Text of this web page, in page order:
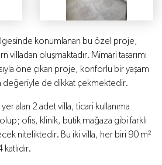
konumlanan bu özel proje,
oluşmaktadır. Mimari tasarımı
öne çıkan proje, konforlu bir yaşam
değeriyle de dikkat çekmektedir.
alan 2 adet villa, ticari kullanıma
ofis, klinik, butik mağaza gibi farklı
niteliktedir. Bu iki villa, her biri 90 m²